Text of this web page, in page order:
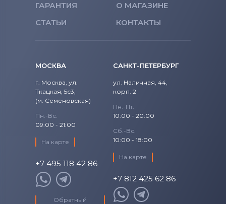
ГАРАНТИЯ
О МАГАЗИНЕ
СТАТЬИ
КОНТАКТЫ
МОСКВА
г. Москва, ул.
Ткацкая, 5с3,
(м. Семеновская)
Пн.-Вс.
09:00 - 21:00
На карте
+7 495 118 42 86
Обратный
САНКТ-ПЕТЕРБУРГ
ул. Наличная, 44,
корп. 2
Пн.-Пт.
10:00 - 20:00
Сб.-Вс.
10:00 - 18:00
На карте
+7 812 425 62 86